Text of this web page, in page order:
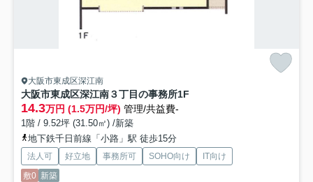
大阪市東成区深江南
大阪市東成区深江南３丁目の事務所1F
14.3万円 (1.5万円/坪) 管理/共益費-
1階 / 9.52坪 (31.50㎡) /新築
地下鉄千日前線「小路」駅 徒歩15分
法人可 好立地 事務所可 SOHO向け
IT向け
敷0 新築